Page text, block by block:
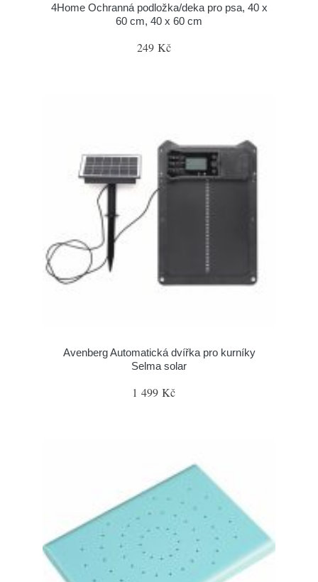
4Home Ochranná podložka/deka pro psa, 40 x
60 cm, 40 x 60 cm
249 Kč
Avenberg Automatická dvířka pro kurníky
Selma solar
1 499 Kč